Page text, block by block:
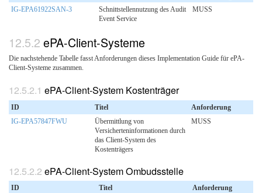
IG-EPA61922SAN-3
Schnittstellennutzung des Audit
Event Service
MUSS
ePA-Client-Systeme
Die nachstehende Tabelle fasst Anforderungen dieses Implementation Guide für ePA-
Client-Systeme zusammen.
ePA-Client-System Kostenträger
ID Titel
Anforderung
IG-EPA57847FWU
Übermittlung von
Versicherteninformationen durch
das Client-System des
Kostenträgers
MUSS
ePA-Client-System Ombudsstelle
ID Titel Anforderung